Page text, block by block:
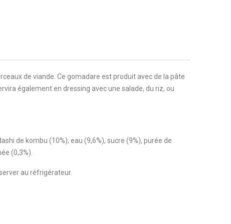
de viande. Ce gomadare est produit avec de la pâte
également en dressing avec une salade, du riz, ou
de kombu (10%), eau (9,6%), sucre (9%), purée de
(0,3%).
au réfrigérateur.